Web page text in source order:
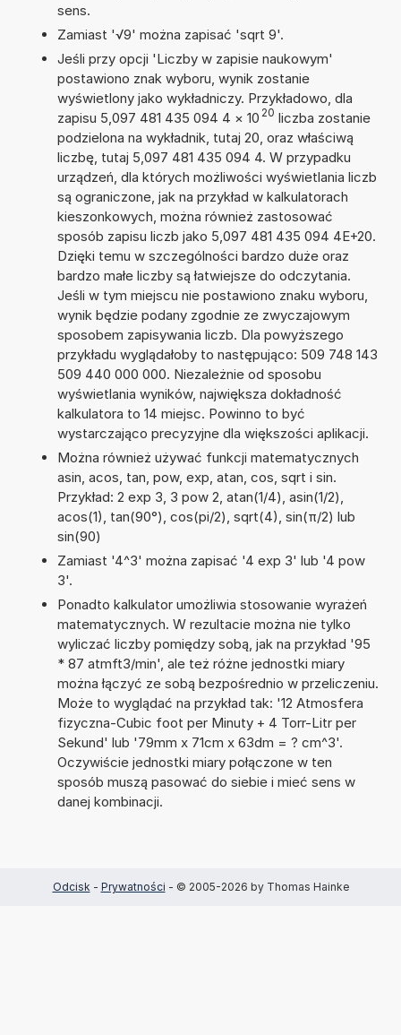
sens.
Zamiast '√9' można zapisać 'sqrt 9'.
Jeśli przy opcji 'Liczby w zapisie naukowym'
postawiono znak wyboru, wynik zostanie
wyświetlony jako wykładniczy. Przykładowo, dla
zapisu 5,097 481 435 094 4 × 10 20 liczba zostanie
podzielona na wykładnik, tutaj 20, oraz właściwą
liczbę, tutaj 5,097 481 435 094 4. W przypadku
urządzeń, dla których możliwości wyświetlania liczb
są ograniczone, jak na przykład w kalkulatorach
kieszonkowych, można również zastosować
sposób zapisu liczb jako 5,097 481 435 094 4E+20.
Dzięki temu w szczególności bardzo duże oraz
bardzo małe liczby są łatwiejsze do odczytania.
Jeśli w tym miejscu nie postawiono znaku wyboru,
wynik będzie podany zgodnie ze zwyczajowym
sposobem zapisywania liczb. Dla powyższego
przykładu wyglądałoby to następująco: 509 748 143
509 440 000 000. Niezależnie od sposobu
wyświetlania wyników, największa dokładność
kalkulatora to 14 miejsc. Powinno to być
wystarczająco precyzyjne dla większości aplikacji.
Można również używać funkcji matematycznych
asin, acos, tan, pow, exp, atan, cos, sqrt i sin.
Przykład: 2 exp 3, 3 pow 2, atan(1/4), asin(1/2),
acos(1), tan(90°), cos(pi/2), sqrt(4), sin(π/2) lub
sin(90)
Zamiast '4^3' można zapisać '4 exp 3' lub '4 pow
3'.
Ponadto kalkulator umożliwia stosowanie wyrażeń
matematycznych. W rezultacie można nie tylko
wyliczać liczby pomiędzy sobą, jak na przykład '95
* 87 atmft3/min', ale też różne jednostki miary
można łączyć ze sobą bezpośrednio w przeliczeniu.
Może to wyglądać na przykład tak: '12 Atmosfera
fizyczna-Cubic foot per Minuty + 4 Torr-Litr per
Sekund' lub '79mm x 71cm x 63dm = ? cm^3'.
Oczywiście jednostki miary połączone w ten
sposób muszą pasować do siebie i mieć sens w
danej kombinacji.
Odcisk - Prywatności - © 2005-2026 by Thomas Hainke